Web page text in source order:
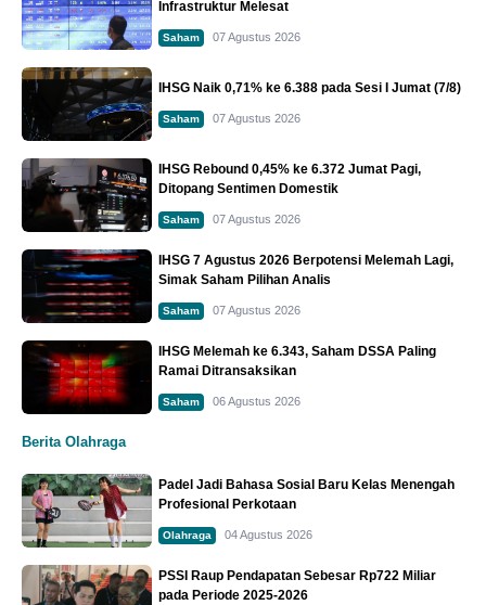
Infrastruktur Melesat
Saham 07 Agustus 2026
IHSG Naik 0,71% ke 6.388 pada Sesi I Jumat (7/8)
Saham 07 Agustus 2026
IHSG Rebound 0,45% ke 6.372 Jumat Pagi,
Ditopang Sentimen Domestik
Saham 07 Agustus 2026
IHSG 7 Agustus 2026 Berpotensi Melemah Lagi,
Simak Saham Pilihan Analis
Saham 07 Agustus 2026
IHSG Melemah ke 6.343, Saham DSSA Paling
Ramai Ditransaksikan
Saham 06 Agustus 2026
Berita Olahraga
Padel Jadi Bahasa Sosial Baru Kelas Menengah
Profesional Perkotaan
Olahraga 04 Agustus 2026
PSSI Raup Pendapatan Sebesar Rp722 Miliar
pada Periode 2025-2026